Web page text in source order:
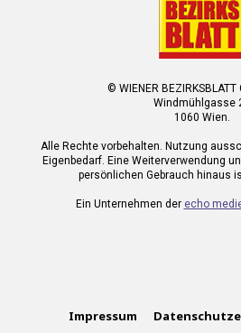
© WIENER BEZIRKSBLATT
Windmühlgasse
1060 Wien.
Alle Rechte vorbehalten. Nutzung
Eigenbedarf. Eine Weiterverwendung
persönlichen Gebrauch hinaus
Ein Unternehmen der echo
Impressum